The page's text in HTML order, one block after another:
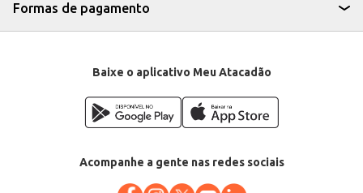
Formas de pagamento
Baixe o aplicativo Meu Atacadão
Acompanhe a gente nas redes sociais